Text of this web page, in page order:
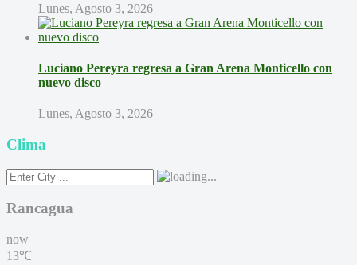
Lunes, Agosto 3, 2026
Luciano Pereyra regresa a Gran Arena Monticello con
nuevo disco
Lunes, Agosto 3, 2026
Clima
Rancagua
now
13℃